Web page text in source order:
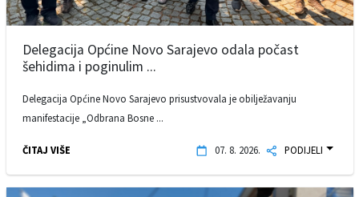
Delegacija Općine Novo Sarajevo odala počast
šehidima i poginulim ...
Delegacija Općine Novo Sarajevo prisustvovala je obilježavanju
manifestacije „Odbrana Bosne ...
ČITAJ VIŠE 07. 8. 2026. PODIJELI